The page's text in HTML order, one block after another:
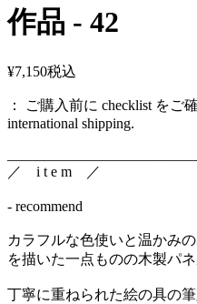
作品 - 42
¥7,150税込
： ご購入前に checklist をご
international shipping.
／ i t e m ／
- recommend
カラフルな色使いと温かみ
を描いた一点ものの木製パネ
丁寧に重ねられた絵の具の